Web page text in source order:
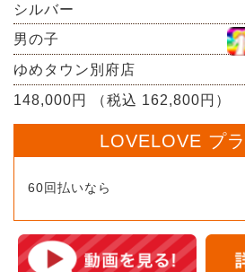
シルバー
男の子
ゆめタウン別府店
148,000円 （税込 162,800円）
LOVELOVE プ
60回払いなら